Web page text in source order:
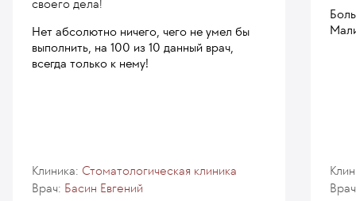
своего дела!
Нет абсолютно ничего, чего не умел бы
выполнить, на 100 из 10 данный врач,
всегда только к нему!
Клиника: Стоматологическая клиника
Врач: Басин Евгений